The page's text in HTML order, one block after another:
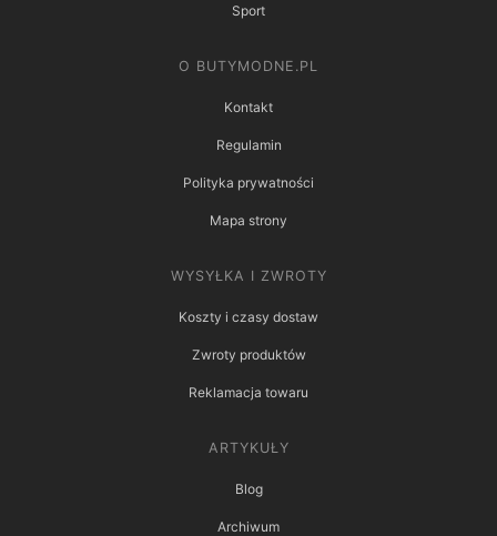
Sport
O BUTYMODNE.PL
Kontakt
Regulamin
Polityka prywatności
Mapa strony
WYSYŁKA I ZWROTY
Koszty i czasy dostaw
Zwroty produktów
Reklamacja towaru
ARTYKUŁY
Blog
Archiwum